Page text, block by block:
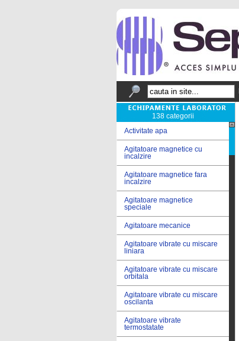
138 categorii
Activitate apa
Agitatoare magnetice cu
incalzire
Agitatoare magnetice fara
incalzire
Agitatoare magnetice
speciale
Agitatoare mecanice
Agitatoare vibrate cu miscare
liniara
Agitatoare vibrate cu miscare
orbitala
Agitatoare vibrate cu miscare
oscilanta
Agitatoare vibrate
termostatate